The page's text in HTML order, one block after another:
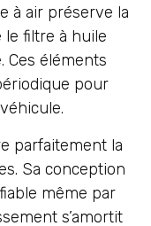
à air préserve la
le filtre à huile
Ces éléments
pour
parfaitement la
Sa conception
même par
s’amortit